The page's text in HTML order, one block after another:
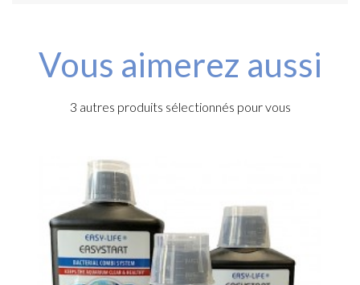
Vous aimerez aussi
3 autres produits sélectionnés pour vous